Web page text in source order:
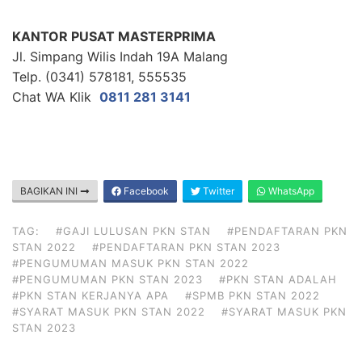
KANTOR PUSAT MASTERPRIMA
Jl. Simpang Wilis Indah 19A Malang
Telp. (0341) 578181, 555535
Chat WA Klik 0811 281 3141
BAGIKAN INI Facebook Twitter WhatsApp
TAG: #GAJI LULUSAN PKN STAN
#PENDAFTARAN PKN
STAN 2022
#PENDAFTARAN PKN STAN 2023
#PENGUMUMAN MASUK PKN STAN 2022
#PENGUMUMAN PKN STAN 2023
#PKN STAN ADALAH
#PKN STAN KERJANYA APA
#SPMB PKN STAN 2022
#SYARAT MASUK PKN STAN 2022
#SYARAT MASUK PKN
STAN 2023